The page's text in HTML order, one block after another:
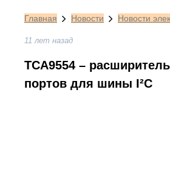
Главная Новости Новости
11 лет назад
TCA9554 –
портов для шины I²C